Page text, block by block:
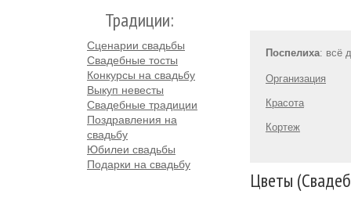
Традиции:
Сценарии свадьбы
Свадебные тосты
Конкурсы на свадьбу
Выкуп невесты
Свадебные традиции
Поздравления на
свадьбу
Юбилеи свадьбы
Подарки на свадьбу
Поспелиxа: всё
Организация
Красота
Кортеж
Цветы